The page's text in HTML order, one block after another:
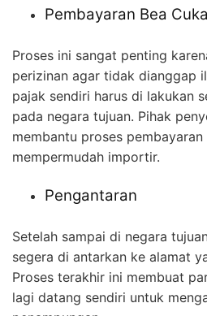
Pembayaran Bea
Proses ini sangat penting
perizinan agar tidak dianggap
pajak sendiri harus di lakukan
pada negara tujuan. Pihak
membantu proses pembayaran
mempermudah importir.
Pengantaran
Setelah sampai di negara
segera di antarkan ke alamat
Proses terakhir ini membuat
lagi datang sendiri untuk